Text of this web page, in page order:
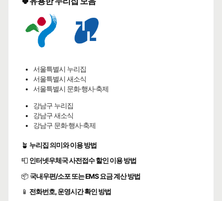
서울특별시 누리집
서울특별시 새소식
서울특별시 문화·행사·축제
강남구 누리집
강남구 새소식
강남구 문화·행사·축제
🪴 누리집 의미와 이용 방법
📮 인터넷우체국 사전접수 할인 이용 방법
📦 국내우편/소포 또는 EMS 요금 계산 방법
📱 전화번호, 운영시간 확인 방법